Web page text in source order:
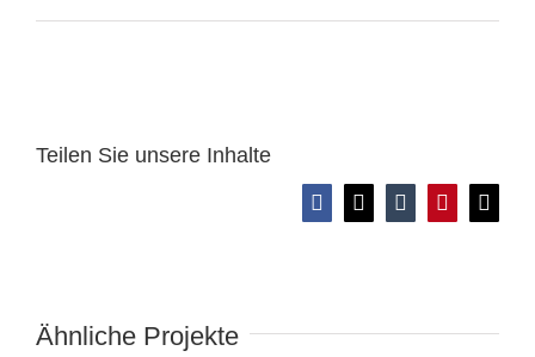
Teilen Sie unsere Inhalte
Facebook
X TumblrPinterest
E-
Ähnliche ProjekteAnti-Rassismus für